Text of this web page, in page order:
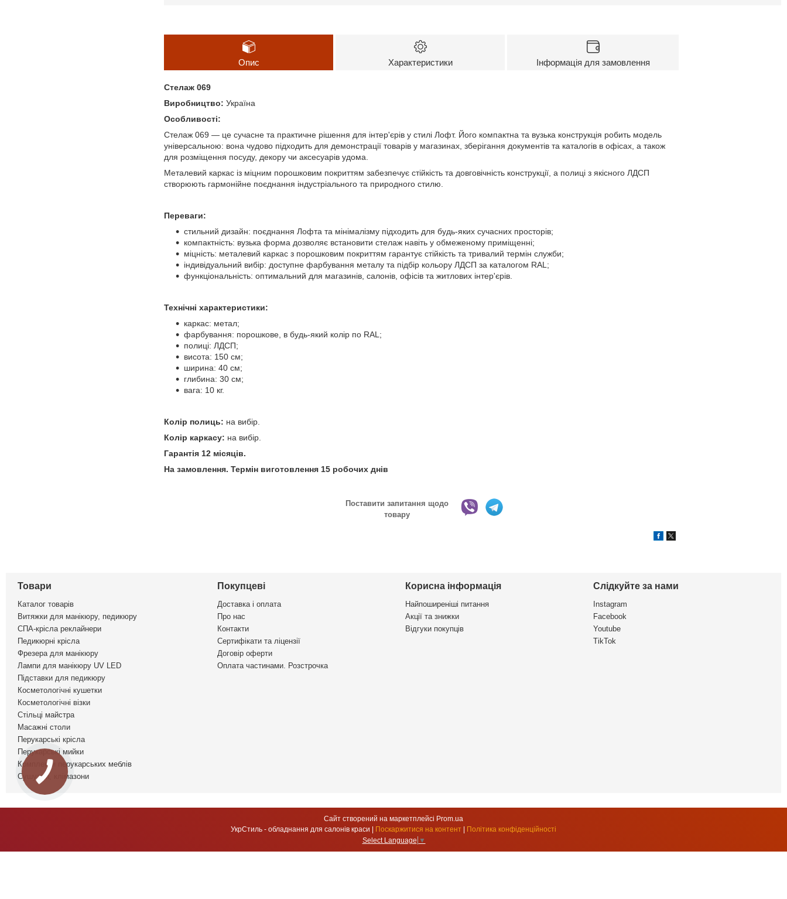
Опис Характеристики Інформація для замовлення
Стелаж 069
Виробництво: Україна
Особливості:
Стелаж 069 — це сучасне та практичне рішення для інтер'єрів у стилі Лофт. Його компактна та вузька конструкція робить модель
універсальною: вона чудово підходить для демонстрації товарів у магазинах, зберігання документів та каталогів в офісах, а також
для розміщення посуду, декору чи аксесуарів удома.
Металевий каркас із міцним порошковим покриттям забезпечує стійкість та довговічність конструкції, а полиці з якісного ЛДСП
створюють гармонійне поєднання індустріального та природного стилю.
Переваги:
стильний дизайн: поєднання Лофта та мінімалізму підходить для будь-яких сучасних просторів;
компактність: вузька форма дозволяє встановити стелаж навіть у обмеженому приміщенні;
міцність: металевий каркас з порошковим покриттям гарантує стійкість та тривалий термін служби;
індивідуальний вибір: доступне фарбування металу та підбір кольору ЛДСП за каталогом RAL;
функціональність: оптимальний для магазинів, салонів, офісів та житлових інтер'єрів.
Технічні характеристики:
каркас: метал;
фарбування: порошкове, в будь-який колір по RAL;
полиці: ЛДСП;
висота: 150 см;
ширина: 40 см;
глибина: 30 см;
вага: 10 кг.
Колір полиць: на вибір.
Колір каркасу: на вибір.
Гарантія 12 місяців.
На замовлення. Термін виготовлення 15 робочих днів
Поставити запитання щодо
товару
Товари
Каталог товарів
Витяжки для манікюру, педикюру
СПА-крісла реклайнери
Педикюрні крісла
Фрезера для манікюру
Лампи для манікюру UV LED
Підставки для педикюру
Косметологічні кушетки
Косметологічні візки
Стільці майстра
Масажні столи
Перукарські крісла
Перукарські мийки
Комплекти перукарських меблів
Сушуари, клімазони
Покупцеві
Доставка і оплата
Про нас
Контакти
Сертифікати та ліцензії
Договір оферти
Оплата частинами. Розстрочка
Корисна інформація
Найпоширеніші питання
Акції та знижки
Відгуки покупців
Слідкуйте за нами
Instagram
Facebook
Youtube
TikTok
Сайт створений на маркетплейсі Prom.ua
Поскаржитися на контент
Політика конфіденційності
Select Language ▼